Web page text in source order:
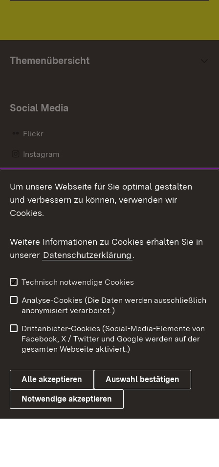
Themenübersicht
Social Media
Flickr
Instagram
Mastodon
Messenger
Social Wall
X / Twitter
Youtube
Link zum Landesportal
Benutzungshinweise
Barrierefreiheit
Datenschutz
Cookies
Um unsere Webseite für Sie optimal gestalten
und verbessern zu können, verwenden wir
Cookies.
Weitere Informationen zu Cookies erhalten Sie in
unserer Datenschutzerklärung.
Technisch notwendige Cookies
Analyse-Cookies (Die Daten werden ausschließlich
anonymisiert verarbeitet.)
Drittanbieter-Cookies (Social-Media-Elemente von
Facebook, X / Twitter und Google werden auf der
gesamten Webseite aktiviert.)
Alle akzeptieren Auswahl bestätigen
Notwendige akzeptieren